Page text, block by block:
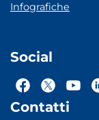
Infografiche
Social
Contatti